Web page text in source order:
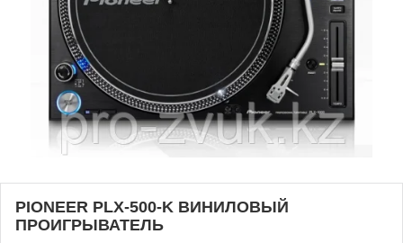
PIONEER PLX-500-K ВИНИЛОВЫЙ
ПРОИГРЫВАТЕЛЬ